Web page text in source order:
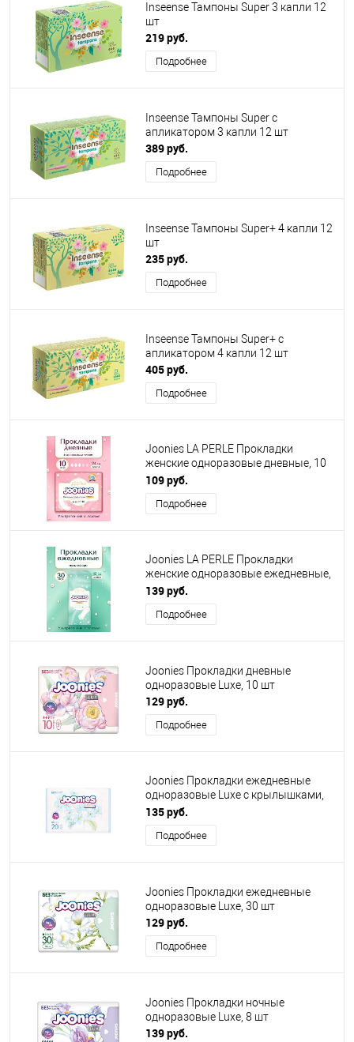
Inseense Тампоны Super 3 капли 12
шт
219 руб.
Подробнее
Inseense Тампоны Super с
апликатором 3 капли 12 шт
389 руб.
Подробнее
Inseense Тампоны Super+ 4 капли 12
шт
235 руб.
Подробнее
Inseense Тампоны Super+ с
апликатором 4 капли 12 шт
405 руб.
Подробнее
Joonies LA PERLE Прокладки
женские одноразовые дневные, 10
шт
109 руб.
Подробнее
Joonies LA PERLE Прокладки
женские одноразовые ежедневные,
30 шт
139 руб.
Подробнее
Joonies Прокладки дневные
одноразовые Luxe, 10 шт
129 руб.
Подробнее
Joonies Прокладки ежедневные
одноразовые Luxe с крылышками,
20 шт
135 руб.
Подробнее
Joonies Прокладки ежедневные
одноразовые Luxe, 30 шт
129 руб.
Подробнее
Joonies Прокладки ночные
одноразовые Luxe, 8 шт
139 руб.